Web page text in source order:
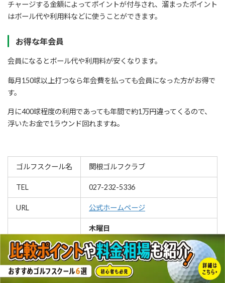
チャージする金額によってポイントが付与され、溜まったポイント
はボール代や利用料などに使うことができます。
お得な年会員
会員になるとボール代や利用料が安くなります。
毎月150球以上打つなら年会費を払っても会員になった方がお得で
す。
月に400球程度の利用であっても年間で約1万円違ってくるので、
浮いたお金で1ラウンド回れますね。
ゴルフスクール名 関根ゴルフクラブ
TEL 027-232-5336
URL 公式ホームページ
時間・曜日
木曜日
13:00〜14:30
15:00〜16:30
20:00〜21:30
土曜日